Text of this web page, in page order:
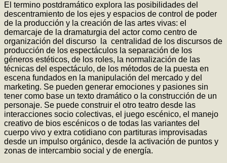
El termino postdramático explora las posibilidades del
descentramiento de los ejes y espacios de control de poder
de la producción y la creación de las artes vivas: el
demarcaje de la dramaturgia del actor como centro de
organización del discurso la centralidad de los discursos de
producción de los espectáculos la separación de los
géneros estéticos, de los roles, la normalización de las
técnicas del espectáculo, de los métodos de la puesta en
escena fundados en la manipulación del mercado y del
marketing. Se pueden generar emociones y pasiones sin
tener como base un texto dramático o la construcción de un
personaje. Se puede construir el otro teatro desde las
interacciones socio colectivas, el juego escénico, el manejo
creativo de bios escénicos o de todas las variantes del
cuerpo vivo y extra cotidiano con partituras improvisadas
desde un impulso orgánico, desde la activación de puntos y
zonas de intercambio social y de energía.